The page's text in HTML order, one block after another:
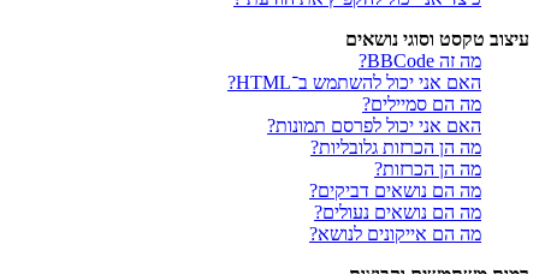
עיצוב טקסט וסוגי נושאים
מה זה BBCode?
האם אני יכול להשתמש ב־HTML?
מה הם סמיילים?
האם אני יכול לפרסם תמונות?
מה הן הכרזות גלובליות?
מה הן הכרזות?
מה הם נושאים דביקים?
מה הם נושאים נעולים?
מה הם אייקונים לנושא?